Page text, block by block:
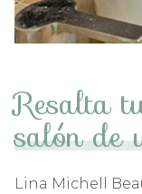
Resalta
salón de
Lina Michell